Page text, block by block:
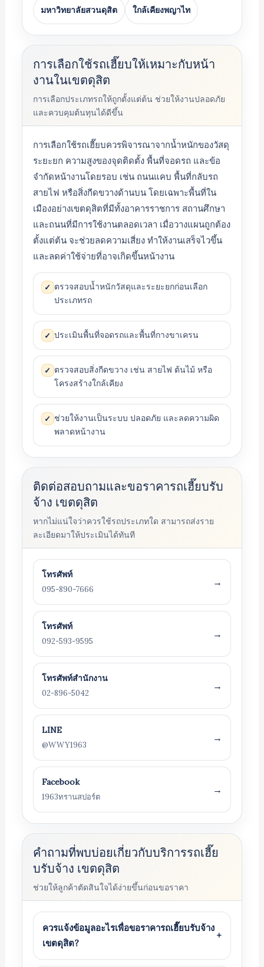
มหาวิทยาลัยสวนดุสิต ใกล้เคียงพญาไท
การเลือกใช้รถเฮี๊ยบให้เหมาะกับหน้า
งานในเขตดุสิต
การเลือกประเภทรถให้ถูกตั้งแต่ต้น ช่วยให้งานปลอดภัย
และควบคุมต้นทุนได้ดีขึ้น
การเลือกใช้รถเฮี๊ยบควรพิจารณาจากน้ำหนักของวัสดุ
ระยะยก ความสูงของจุดติดตั้ง พื้นที่จอดรถ และข้อ
จำกัดหน้างานโดยรอบ เช่น ถนนแคบ พื้นที่กลับรถ
สายไฟ หรือสิ่งกีดขวางด้านบน โดยเฉพาะพื้นที่ใน
เมืองอย่างเขตดุสิตที่มีทั้งอาคารราชการ สถานศึกษา
และถนนที่มีการใช้งานตลอดเวลา เมื่อวางแผนถูกต้อง
ตั้งแต่ต้น จะช่วยลดความเสี่ยง ทำให้งานเสร็จไวขึ้น
และลดค่าใช้จ่ายที่อาจเกิดขึ้นหน้างาน
✓ ตรวจสอบน้ำหนักวัสดุและระยะยกก่อนเลือก
ประเภทรถ
✓ ประเมินพื้นที่จอดรถและพื้นที่กางขาเครน
✓ ตรวจสอบสิ่งกีดขวาง เช่น สายไฟ ต้นไม้ หรือ
โครงสร้างใกล้เคียง
✓ ช่วยให้งานเป็นระบบ ปลอดภัย และลดความผิด
พลาดหน้างาน
ติดต่อสอบถามและขอราคารถเฮี๊ยบรับ
จ้าง เขตดุสิต
หากไม่แน่ใจว่าควรใช้รถประเภทใด สามารถส่งราย
ละเอียดมาให้ประเมินได้ทันที
โทรศัพท์
095-890-7666
→
โทรศัพท์
092-593-9595
→
โทรศัพท์สำนักงาน
02-896-5042
→
LINE
@WWY1963
→
Facebook
1963ทรานสปอร์ต
→
คำถามที่พบบ่อยเกี่ยวกับบริการรถเฮี๊ย
บรับจ้าง เขตดุสิต
ช่วยให้ลูกค้าตัดสินใจได้ง่ายขึ้นก่อนขอราคา
ควรแจ้งข้อมูลอะไรเพื่อขอราคารถเฮี๊ยบรับจ้าง
เขตดุสิต?
+